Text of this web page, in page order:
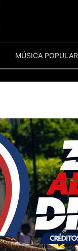
MÚSICA POPULAR